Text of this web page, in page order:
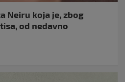
Neiru koja je, zbog
od nedavno